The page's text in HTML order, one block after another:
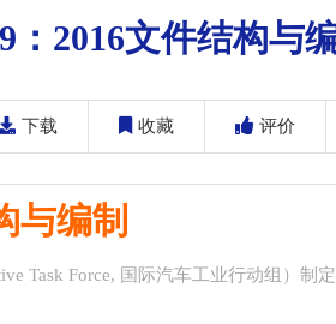
：2016文件结构与
下载 收藏 评价
与编制
Task Force, 国际汽车工业行动组）制